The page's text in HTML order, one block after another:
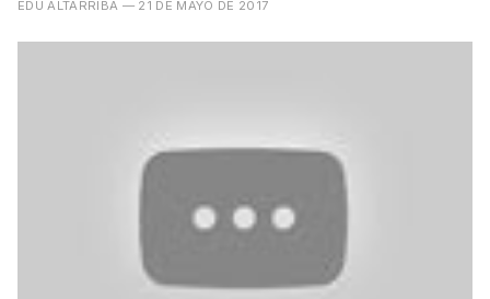
EDU ALTARRIBA — 21 DE MAYO DE 2017